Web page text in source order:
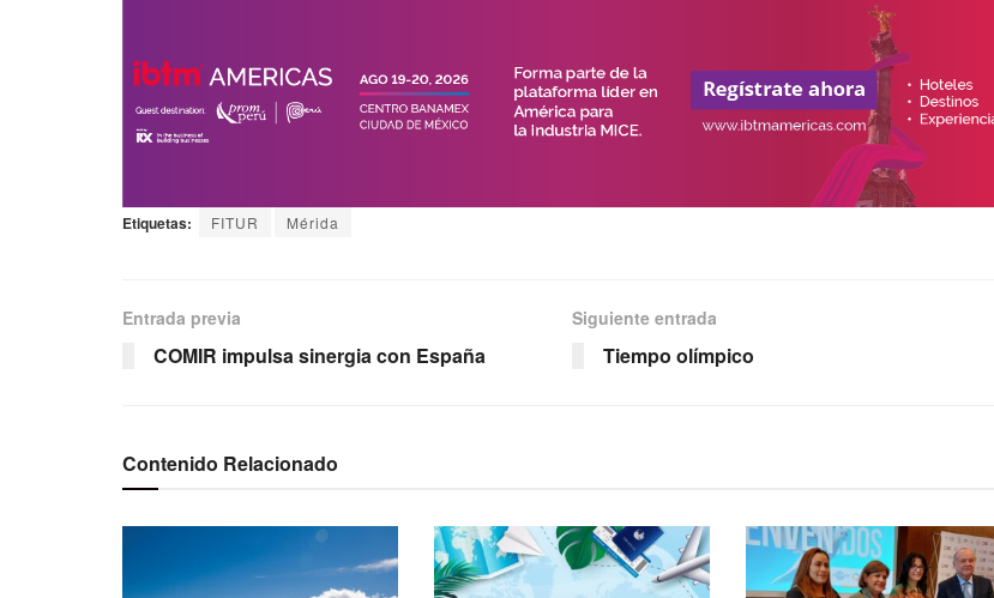
Etiquetas: FITUR Mérida
Entrada previa
COMIR impulsa sinergia con España
Siguiente entrada
Tiempo olímpico
Contenido Relacionado